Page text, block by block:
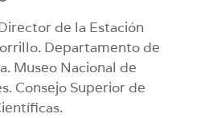
de la Estación
Departamento de
Museo Nacional de
Consejo Superior de